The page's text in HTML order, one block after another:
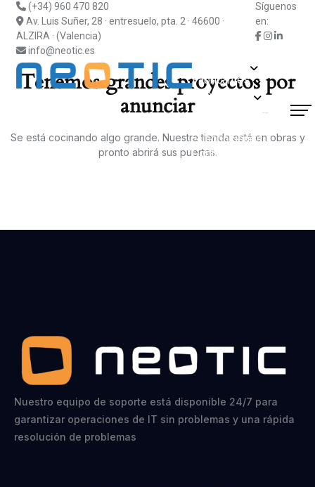
(+34) 960 470 820
Av. Luis Suñer, 28 · entresuelo, pta. 2 · 46600 ·
ALZIRA · (Valencia)
info@neotic.es
Síguenos
en:
Fabricantes
Información
Actualidad
Suscripciones
Contacto
Tenemos grandes proyectos por
anunciar
Se está cocinando algo grande. Nuestra tienda está en obras y
pronto abrirá sus puertas.
Nuestro equipo de soporte está disponible 24/7 para
garantizar operaciones de IT sin problemas y una rápida
resolución de problemas